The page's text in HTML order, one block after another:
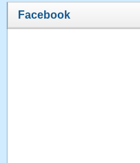
Facebook